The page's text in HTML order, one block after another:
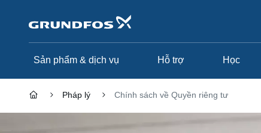
Sản phẩm & dịch vụ Hỗ trợ Học
Pháp lý Chính sách về Quyền riêng tư